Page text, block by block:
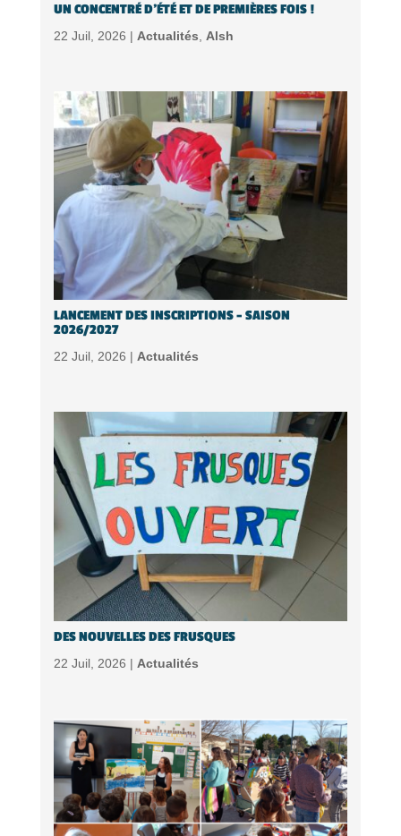
UN CONCENTRÉ D’ÉTÉ ET DE PREMIÈRES FOIS !
22 Juil, 2026 | Actualités Alsh
LANCEMENT DES INSCRIPTIONS – SAISON
2026/2027
22 Juil, 2026 | Actualités
DES NOUVELLES DES FRUSQUES
22 Juil, 2026 | Actualités